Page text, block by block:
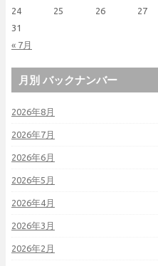
« 7月
24
25 26 27
31
月別 バックナンバー
2026年8月
2026年7月
2026年6月
2026年5月
2026年4月
2026年3月
2026年2月